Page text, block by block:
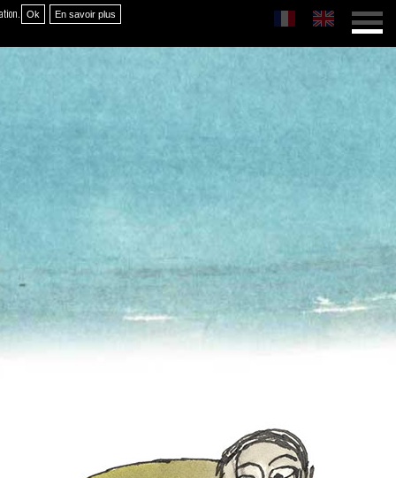
Ok En savoir plus